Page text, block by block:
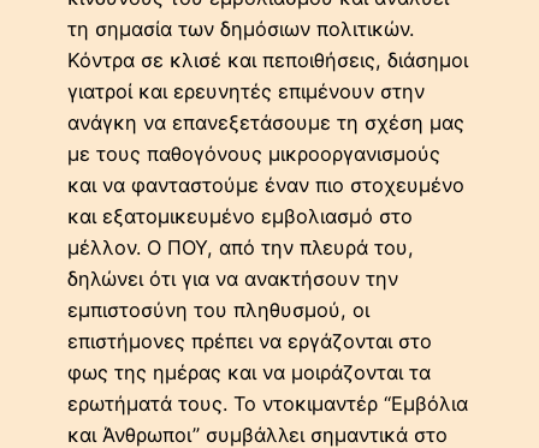
τη σημασία των δημόσιων πολιτικών.
Κόντρα σε κλισέ και πεποιθήσεις, διάσημοι
γιατροί και ερευνητές επιμένουν στην
ανάγκη να επανεξετάσουμε τη σχέση μας
με τους παθογόνους μικροοργανισμούς
και να φανταστούμε έναν πιο στοχευμένο
και εξατομικευμένο εμβολιασμό στο
μέλλον. Ο ΠΟΥ, από την πλευρά του,
δηλώνει ότι για να ανακτήσουν την
εμπιστοσύνη του πληθυσμού, οι
επιστήμονες πρέπει να εργάζονται στο
φως της ημέρας και να μοιράζονται τα
ερωτήματά τους. Το ντοκιμαντέρ “Εμβόλια
και Άνθρωποι” συμβάλλει σημαντικά στο